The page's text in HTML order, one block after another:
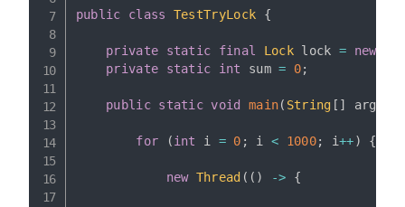
public class TestTryLock {
private static final Lock lock = new
private
static int sum = 0;
public static void main( String [ ] args
for (int i = 0 ; i < 1000; i++) {
new Thread ( ( ) -> {